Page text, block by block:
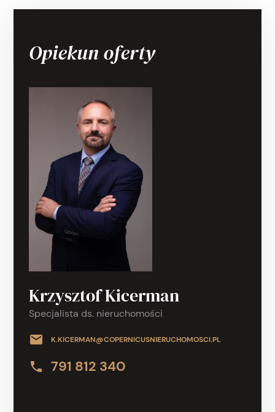
Opiekun oferty
Krzysztof Kicerman
Specjalista ds. nieruchomości
K.KICERMAN@COPERNICUSNIERUCHOMOSCI.PL
791 812 340